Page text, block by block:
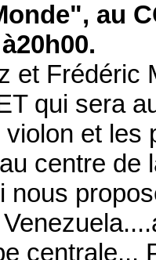
au
et Frédéric
qui sera
et les
centre de
nous
centrale...